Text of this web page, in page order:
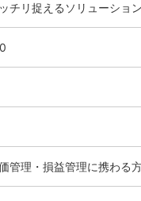
チリ捉えるソリューショ
理・損益管理に携わる方